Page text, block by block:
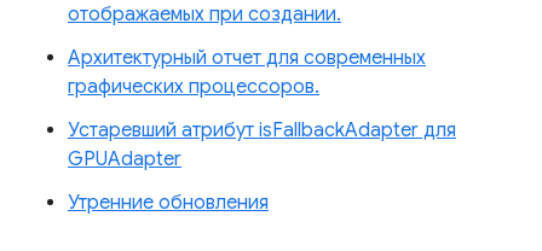
отображаемых при создании.
Архитектурный отчет для современных
графических процессоров.
Устаревший атрибут isFallbackAdapter для
GPUAdapter
Утренние обновления